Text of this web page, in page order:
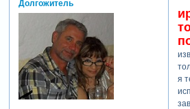
Долгожитель
я